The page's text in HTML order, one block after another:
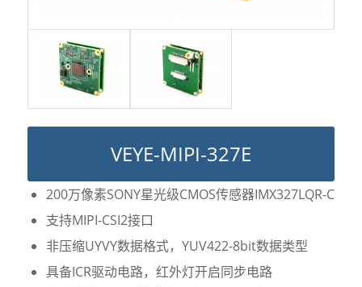
VEYE-MIPI-327E
200万像素SONY星光级CMOS传感器IMX327LQR-C
支持MIPI-CSI2接口
非压缩UYVY数据格式，YUV422-8bit数据类型
具备ICR驱动电路，红外灯开启同步电路